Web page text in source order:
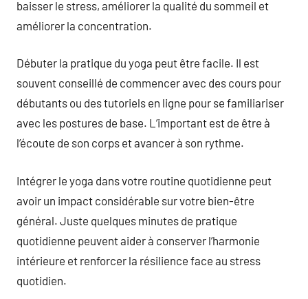
baisser le stress, améliorer la qualité du sommeil et
améliorer la concentration.
Débuter la pratique du yoga peut être facile. Il est
souvent conseillé de commencer avec des cours pour
débutants ou des tutoriels en ligne pour se familiariser
avec les postures de base. L’important est de être à
l’écoute de son corps et avancer à son rythme.
Intégrer le yoga dans votre routine quotidienne peut
avoir un impact considérable sur votre bien-être
général. Juste quelques minutes de pratique
quotidienne peuvent aider à conserver l’harmonie
intérieure et renforcer la résilience face au stress
quotidien.